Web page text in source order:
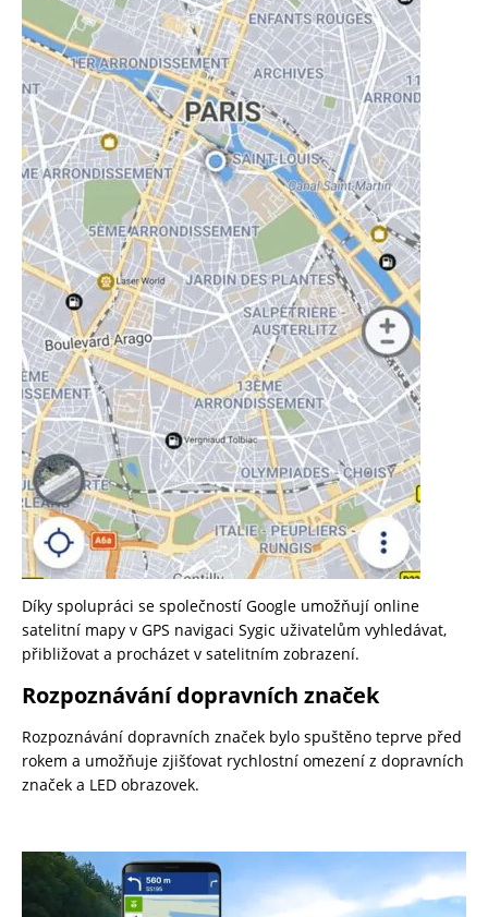
Díky spolupráci se společností Google umožňují online
satelitní mapy v GPS navigaci Sygic uživatelům vyhledávat,
přibližovat a procházet v satelitním zobrazení.
Rozpoznávání dopravních značek
Rozpoznávání dopravních značek bylo spuštěno teprve před
rokem a umožňuje zjišťovat rychlostní omezení z dopravních
značek a LED obrazovek.